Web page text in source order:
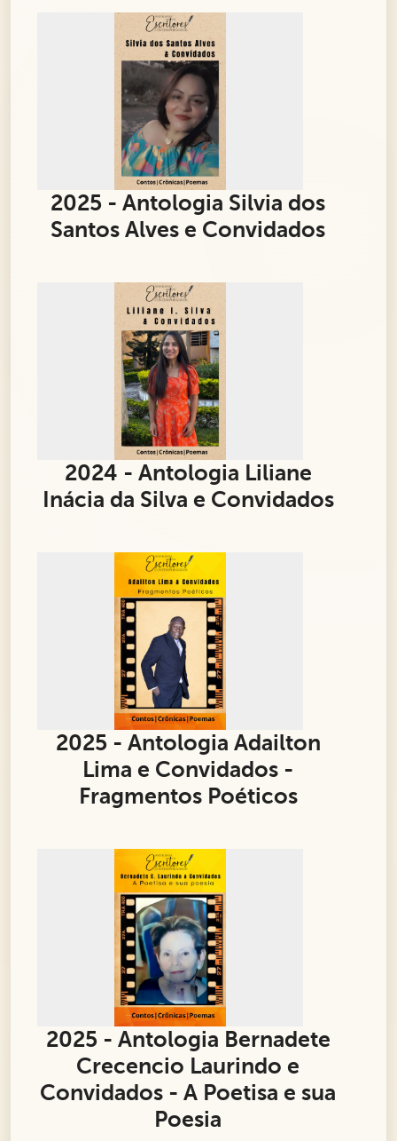
2025 - Antologia Silvia dos
Santos Alves e Convidados
2024 - Antologia Liliane
Inácia da Silva e Convidados
2025 - Antologia Adailton
Lima e Convidados -
Fragmentos Poéticos
2025 - Antologia Bernadete
Crecencio Laurindo e
Convidados - A Poetisa e sua
Poesia